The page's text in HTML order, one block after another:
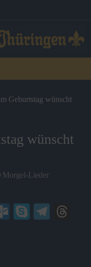
Geburtstag wünscht
wünscht
Morgel-Lieder
O
S
Te